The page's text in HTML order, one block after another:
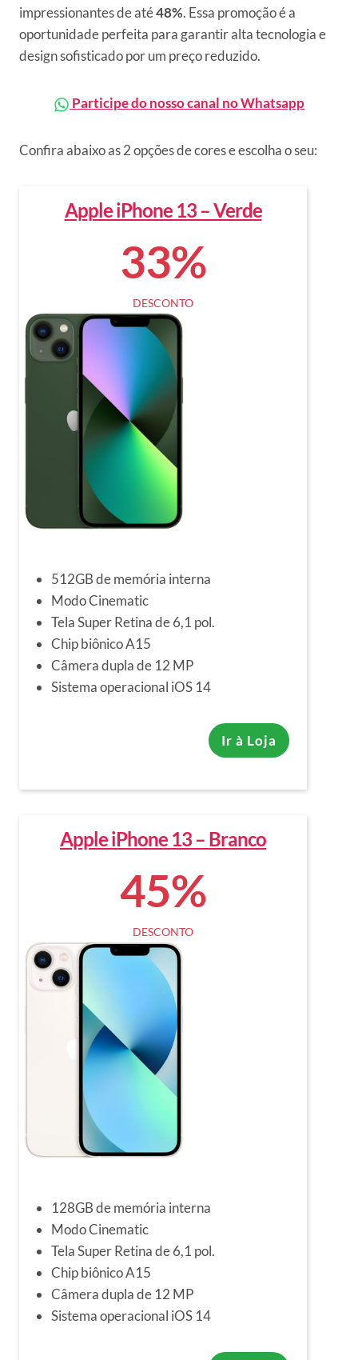
impressionantes de até48%. Essa promoção é a
oportunidade perfeita para garantir alta tecnologia e
design sofisticado por um preço reduzido.
Participe do nosso canal no Whatsapp
Confira abaixo as 2 opções de cores e escolha o seu:
Apple iPhone 13 – Verde
33%
DESCONTO
512GB de memória interna
Modo Cinematic
Tela Super Retina de 6,1 pol.
Chip biônico A15
Câmera dupla de 12 MP
Sistema operacional iOS 14
Ir à Loja
Apple iPhone 13 – Branco
45%
DESCONTO
128GB de memória interna
Modo Cinematic
Tela Super Retina de 6,1 pol.
Chip biônico A15
Câmera dupla de 12 MP
Sistema operacional iOS 14